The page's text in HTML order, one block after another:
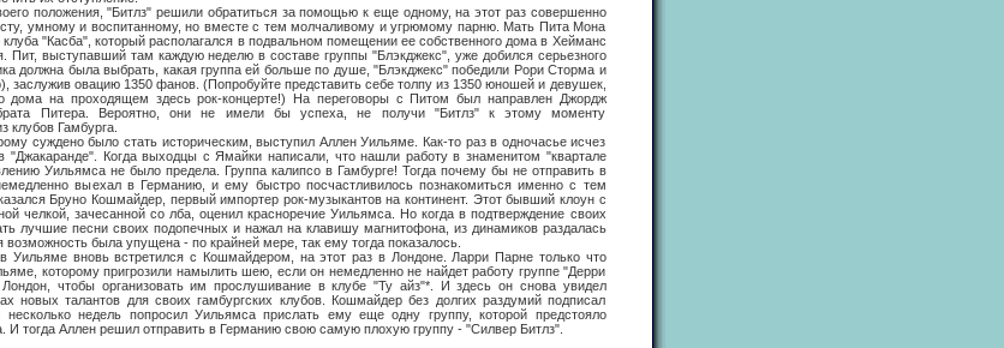
"Битлз" решили обратиться за помощью к еще одному, на этот раз совершенно
умному и воспитанному, но вместе с тем молчаливому и угрюмому парню. Мать Пита Мона
"Касба", который располагался в подвальном помещении ее собственного дома в Хейманс
Пит, выступавший там каждую неделю в составе группы "Блэкджекс", уже добился серьезного
должна была выбрать, какая группа ей больше по душе, "Блэкджекс" победили Рори Сторма и
заслужив овацию 1350 фанов. (Попробуйте представить себе толпу из 1350 юношей и девушек,
дома на проходящем здесь рок-концерте!) На переговоры с Питом был направлен Джордж
Питера. Вероятно, они не имели бы успеха, не получи "Битлз" к этому моменту
клубов Гамбурга.
было стать историческим, выступил Аллен Уильяме. Как-то раз в одночасье исчез
"Джакаранде". Когда выходцы с Ямайки написали, что нашли работу в знаменитом "квартале
Уильямса не было предела. Группа калипсо в Гамбурге! Тогда почему бы не отправить в
выехал в Германию, и ему быстро посчастливилось познакомиться именно с тем
Бруно Кошмайдер, первый импортер рок-музыкантов на континент. Этот бывший клоун с
челкой, зачесанной со лба, оценил красноречие Уильямса. Но когда в подтверждение своих
лучшие песни своих подопечных и нажал на клавишу магнитофона, из динамиков раздалась
была упущена - по крайней мере, так ему тогда показалось.
вновь встретился с Кошмайдером, на этот раз в Лондоне. Ларри Парне только что
которому пригрозили намылить шею, если он немедленно не найдет работу группе "Дерри
чтобы организовать им прослушивание в клубе "Ту айз"*. И здесь он снова увидел
новых талантов для своих гамбургских клубов. Кошмайдер без долгих раздумий подписал
недель попросил Уильямса прислать ему еще одну группу, которой предстояло
И тогда Аллен решил отправить в Германию свою самую плохую группу - "Силвер Битлз".